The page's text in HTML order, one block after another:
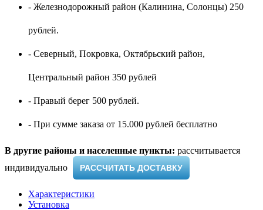
- Железнодорожный район (Калинина, Солонцы) 250
рублей.
- Северный, Покровка, Октябрьский район,
Центральный район 350 рублей
- Правый берег 500 рублей.
- При сумме заказа от 15.000 рублей бесплатно
В другие районы и населенные пункты: рассчитывается
индивидуально ​
РАССЧИТАТЬ ДОСТАВКУ
Характеристики
Установка